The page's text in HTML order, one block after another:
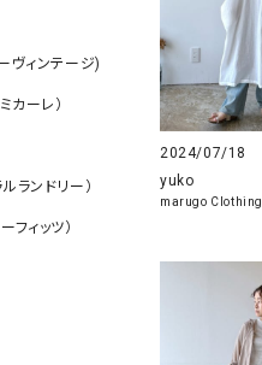
ヴィンテージ)
カーレ）
ランドリー）
フィッツ）
2024/07/18
yuko
marugo Clothing